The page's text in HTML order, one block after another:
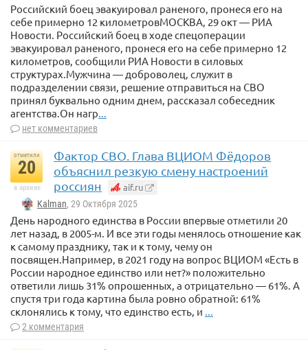
Российский боец эвакуировал раненого, пронеся его на
себе примерно 12 километровМОСКВА, 29 окт — РИА
Новости. Российский боец в ходе спецоперации
эвакуировал раненого, пронеся его на себе примерно 12
километров, сообщили РИА Новости в силовых
структурах.Мужчина — доброволец, служит в
подразделении связи, решение отправиться на СВО
принял буквально одним днем, рассказал собеседник
агентства.Он нагр...
нет комментариев
отметили
20
в архиве
Фактор СВО. Глава ВЦИОМ Фёдоров
объяснил резкую смену настроений
россиян
aif.ru
Kalman, 29 Октября 2025
День народного единства в России впервые отметили 20
лет назад, в 2005-м. И все эти годы менялось отношение как
к самому празднику, так и к тому, чему он
посвящен.Например, в 2021 году на вопрос ВЦИОМ «Есть в
России народное единство или нет?» положительно
ответили лишь 31% опрошенных, а отрицательно — 61%. А
спустя три года картина была ровно обратной: 61%
склонялись к тому, что единство есть, и
2 комментария